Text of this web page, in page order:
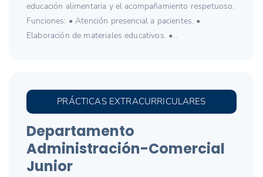
educación alimentaria y el acompañamiento respetuoso.
Funciones: • Atención presencial a pacientes. •
Elaboración de materiales educativos. •...
PRÁCTICAS EXTRACURRICULARES
Departamento
Administración-Comercial
Junior